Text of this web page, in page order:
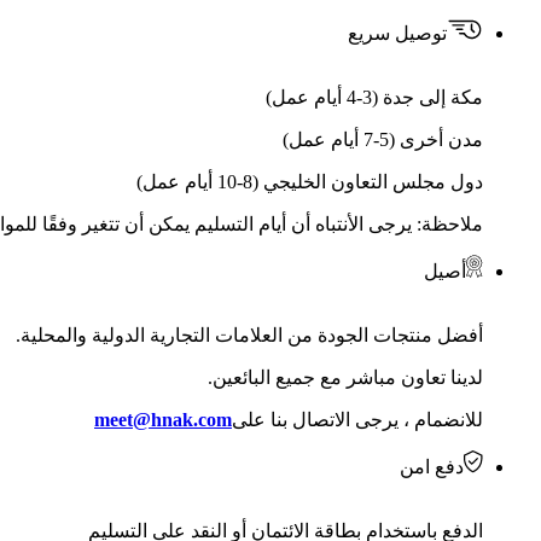
توصيل سريع
مكة إلى جدة (3-4 أيام عمل)
مدن أخرى (5-7 أيام عمل)
دول مجلس التعاون الخليجي (8-10 أيام عمل)
ملاحظة: يرجى الأنتباه أن أيام التسليم يمكن أن تتغير وفقًا
أصيل
أفضل منتجات الجودة من العلامات التجارية الدولية والمحلية.
لدينا تعاون مباشر مع جميع البائعين.
للانضمام ، يرجى الاتصال بنا علىmeet@hnak.com
دفع امن
الدفع باستخدام بطاقة الائتمان أو النقد على التسليم